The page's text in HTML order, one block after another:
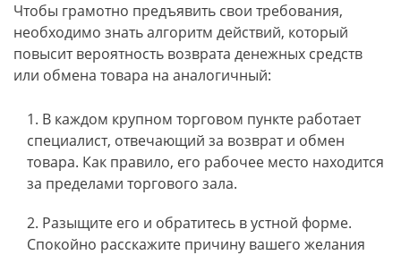
Чтобы грамотно предъявить свои требования,
необходимо знать алгоритм действий, который
повысит вероятность возврата денежных средств
или обмена товара на аналогичный:
В каждом крупном торговом пункте работает
специалист, отвечающий за возврат и обмен
товара. Как правило, его рабочее место находится
за пределами торгового зала.
Разыщите его и обратитесь в устной форме.
Спокойно расскажите причину вашего желания